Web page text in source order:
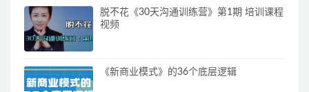
脱不花《30天沟通训练营》第1期 培训课程
视频
《新商业模式》的36个底层逻辑